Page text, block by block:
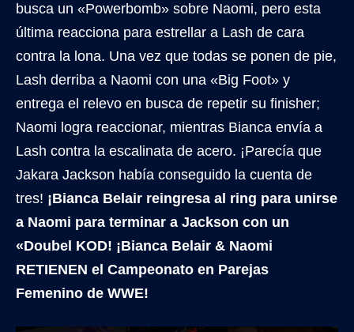
busca un «Powerbomb» sobre Naomi, pero esta
última reacciona para estrellar a Lash de cara
contra la lona. Una vez que todas se ponen de pie,
Lash derriba a Naomi con una «Big Foot» y
entrega el relevo en busca de repetir su finisher;
Naomi logra reaccionar, mientras Bianca envía a
Lash contra la escalinata de acero. ¡Parecía que
Jakara Jackson había conseguido la cuenta de
tres! ¡Bianca Belair reingresa al ring para unirse
a Naomi para terminar a Jackson con un
«Doubel KOD! ¡Bianca Belair & Naomi
RETIENEN el Campeonato en Parejas
Femenino de WWE!